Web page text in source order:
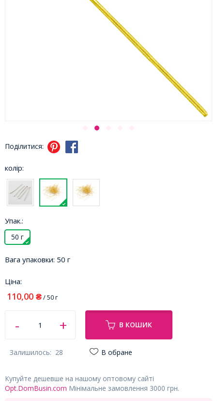
Поділитися:
колір:
Упак.:
50 г
Вага упаковки: 50 г
Ціна:
110,00 ₴/ 50 г
В КОШИК
Залишилось: 28 В обране
Купуйте дешевше на нашому оптовому сайті
Opt.DomBusin.com Мінімальне замовлення 3000 грн.